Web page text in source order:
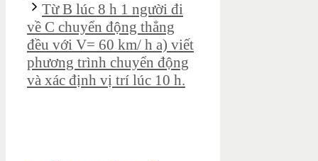
Từ B lúc 8 h 1 người đi
về C chuyển động thẳng
đều với V= 60 km/ h a) viết
phương trình chuyển động
và xác định vị trí lúc 10 h.